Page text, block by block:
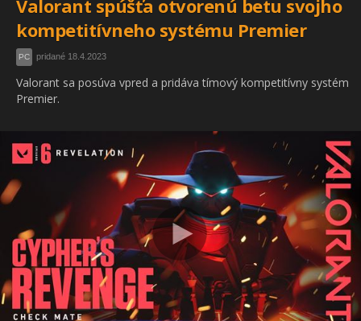
Valorant spúšťa otvorenú betu svojho
kompetitívneho systému Premier
PC pridané 18.4.2023
Valorant sa posúva vpred a pridáva tímový kompetitívny systém
Premier.